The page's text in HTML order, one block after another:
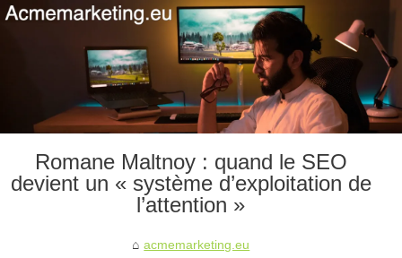
Romane Maltnoy : quand le SEO
devient un « système d’exploitation de
l’attention »
acmemarketing.eu